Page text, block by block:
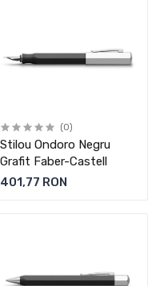
(0)
Stilou Ondoro Negru
Grafit Faber-Castell
401,77 RON